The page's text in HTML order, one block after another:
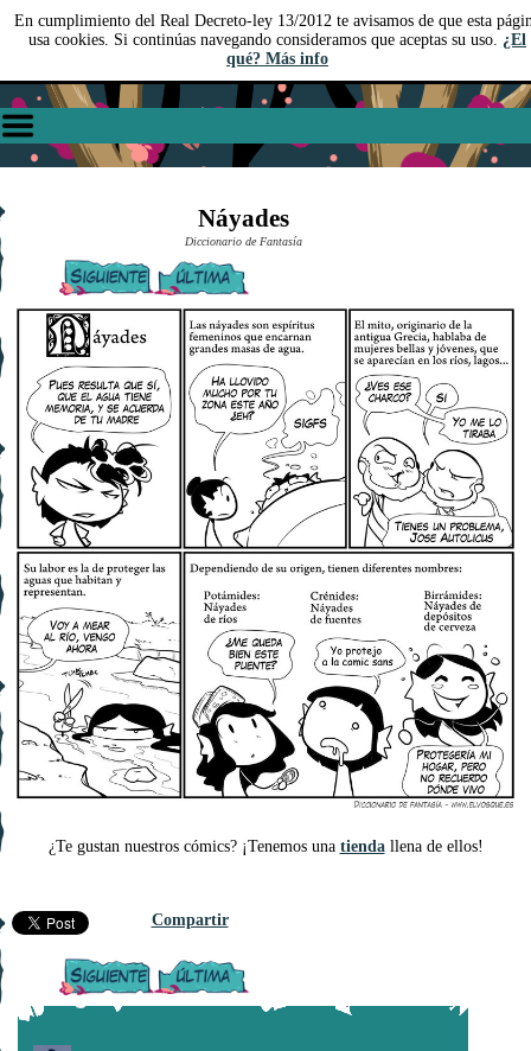
En cumplimiento del Real Decreto-ley 13/2012 te avisamos de que esta
usa cookies. Si continúas navegando consideramos que aceptas su uso. ¿El
qué? Más info
Náyades
Diccionario de Fantasía
¿Te gustan nuestros cómics? ¡Tenemos una tiendallena de ellos!
Compartir